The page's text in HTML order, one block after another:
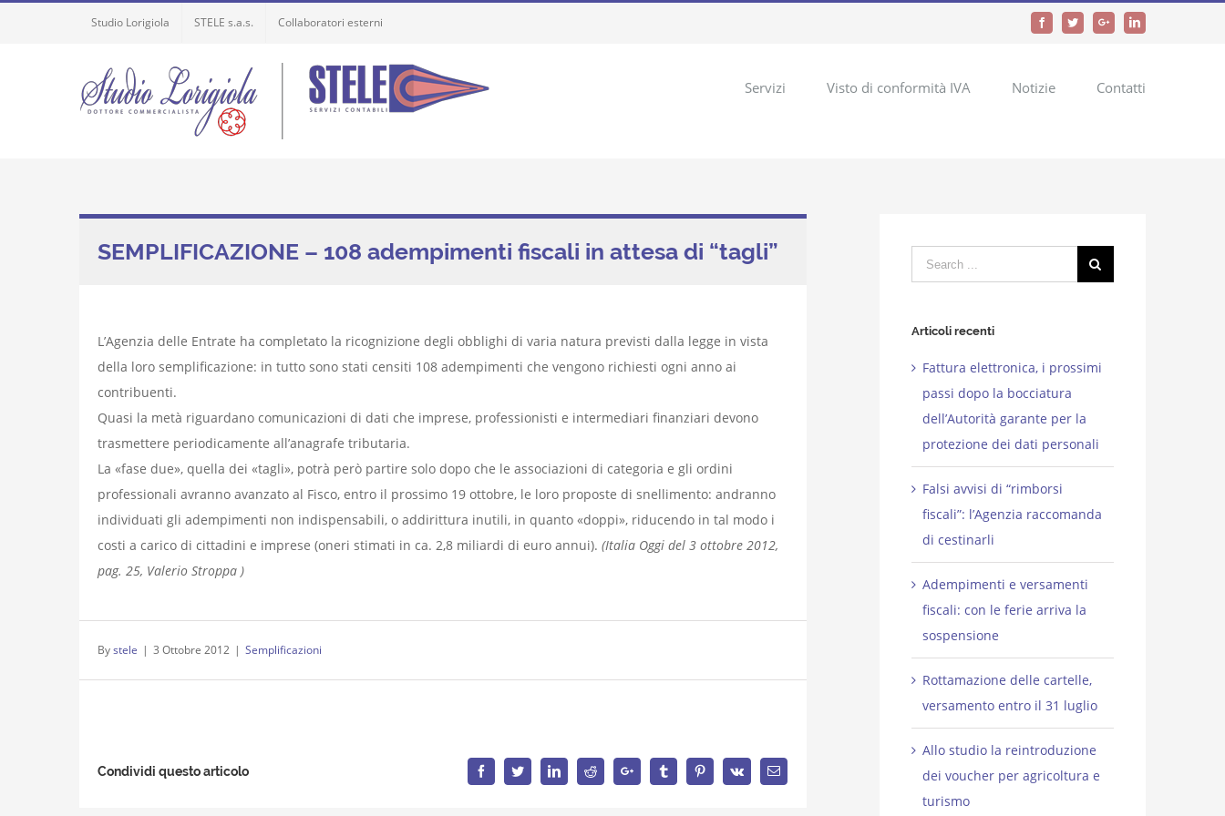
Studio Lorigiola STELE s.a.s. Collaboratori esterni FacebookTwitterGoogle+LinkedIn
Servizi Visto di conformità IVA Notizie Contatti
SEMPLIFICAZIONE – 108 adempimenti fiscali in attesa di “tagli”
L’Agenzia delle Entrate ha completato la ricognizione degli obblighi di varia natura previsti dalla legge in vista
della loro semplificazione: in tutto sono stati censiti 108 adempimenti che vengono richiesti ogni anno ai
contribuenti.
Quasi la metà riguardano comunicazioni di dati che imprese, professionisti e intermediari finanziari devono
trasmettere periodicamente all’anagrafe tributaria.
La «fase due», quella dei «tagli», potrà però partire solo dopo che le associazioni di categoria e gli ordini
professionali avranno avanzato al Fisco, entro il prossimo 19 ottobre, le loro proposte di snellimento: andranno
individuati gli adempimenti non indispensabili, o addirittura inutili, in quanto «doppi», riducendo in tal modo i
costi a carico di cittadini e imprese (oneri stimati in ca. 2,8 miliardi di euro annui). (Italia Oggi del 3 ottobre 2012,
pag. 25, Valerio Stroppa )
Bystele | 3 Ottobre 2012 | Semplificazioni
Condividi questo articolo FacebookTwitterLinkedInReddit Google+ Tumblr PinterestVk Email
Search
for:
Articoli recenti
Fattura elettronica, i prossimi
passi dopo la bocciatura
dell’Autorità garante per la
protezione dei dati personali
Falsi avvisi di “rimborsi
fiscali”: l’Agenzia raccomanda
di cestinarli
Adempimenti e versamenti
fiscali: con le ferie arriva la
sospensione
Rottamazione delle cartelle,
versamento entro il 31 luglio
Allo studio la reintroduzione
dei voucher per agricoltura e
turismo